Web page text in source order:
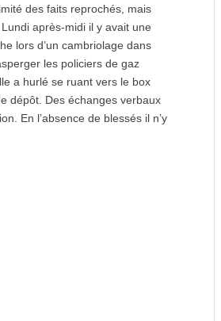
des faits reprochés, mais
après-midi il y avait une
lors d’un cambriolage dans
les policiers de gaz
a hurlé se ruant vers le box
dépôt. Des échanges verbaux
En l’absence de blessés il n’y